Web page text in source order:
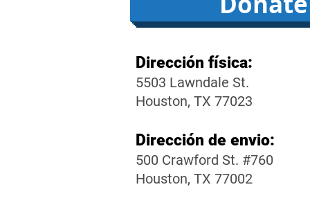
Dirección física:
5503 Lawndale St.
Houston, TX 77023
Dirección de envio:
500 Crawford St. #760
Houston, TX 77002